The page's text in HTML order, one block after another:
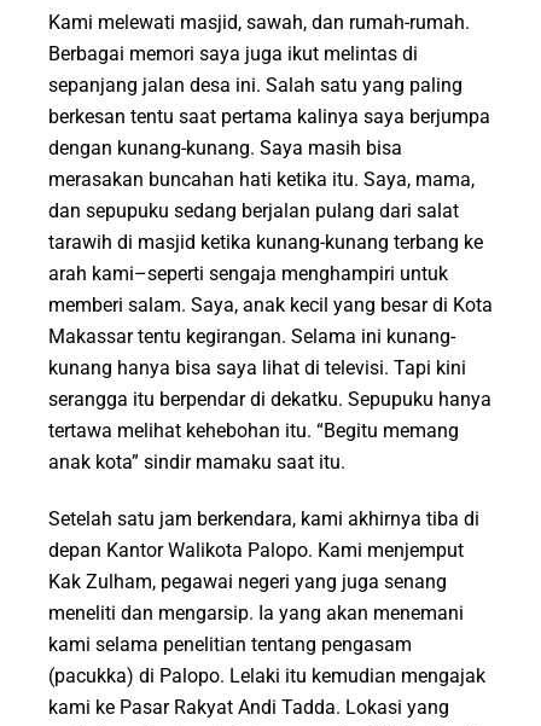
Kami melewati masjid, sawah, dan rumah-rumah.
Berbagai memori saya juga ikut melintas di
sepanjang jalan desa ini. Salah satu yang paling
berkesan tentu saat pertama kalinya saya berjumpa
dengan kunang-kunang. Saya masih bisa
merasakan buncahan hati ketika itu. Saya, mama,
dan sepupuku sedang berjalan pulang dari salat
tarawih di masjid ketika kunang-kunang terbang ke
arah kami–seperti sengaja menghampiri untuk
memberi salam. Saya, anak kecil yang besar di Kota
Makassar tentu kegirangan. Selama ini kunang-
kunang hanya bisa saya lihat di televisi. Tapi kini
serangga itu berpendar di dekatku. Sepupuku hanya
tertawa melihat kehebohan itu. “Begitu memang
anak kota” sindir mamaku saat itu.
Setelah satu jam berkendara, kami akhirnya tiba di
depan Kantor Walikota Palopo. Kami menjemput
Kak Zulham, pegawai negeri yang juga senang
meneliti dan mengarsip. Ia yang akan menemani
kami selama penelitian tentang pengasam
(pacukka) di Palopo. Lelaki itu kemudian mengajak
kami ke Pasar Rakyat Andi Tadda. Lokasi yang